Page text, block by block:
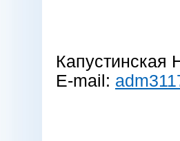
Капустинская
E-mail: